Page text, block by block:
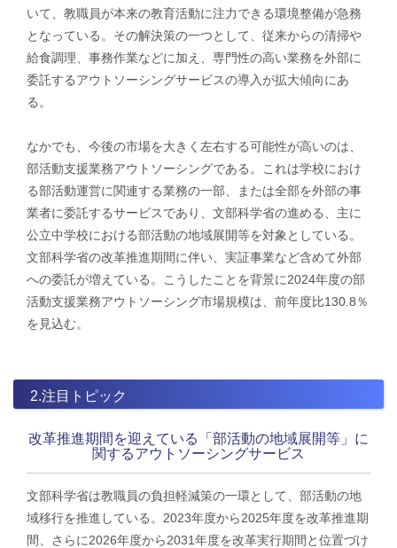
いて、教職員が本来の教育活動に注力できる環境整備が急務
となっている。その解決策の一つとして、従来からの清掃や
給食調理、事務作業などに加え、専門性の高い業務を外部に
委託するアウトソーシングサービスの導入が拡大傾向にあ
る。
なかでも、今後の市場を大きく左右する可能性が高いのは、
部活動支援業務アウトソーシングである。これは学校におけ
る部活動運営に関連する業務の一部、または全部を外部の事
業者に委託するサービスであり、文部科学省の進める、主に
公立中学校における部活動の地域展開等を対象としている。
文部科学省の改革推進期間に伴い、実証事業など含めて外部
への委託が増えている。こうしたことを背景に2024年度の部
活動支援業務アウトソーシング市場規模は、前年度比130.8％
を見込む。
2.注目トピック
改革推進期間を迎えている「部活動の地域展開等」に
関するアウトソーシングサービス
文部科学省は教職員の負担軽減策の一環として、部活動の地
域移行を推進している。2023年度から2025年度を改革推進期
間、さらに2026年度から2031年度を改革実行期間と位置づけ